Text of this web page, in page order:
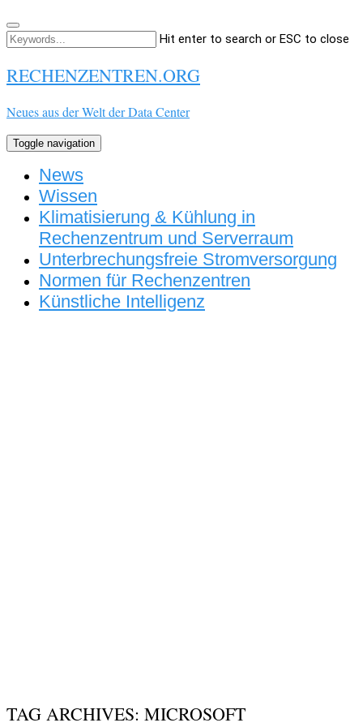
Hit enter to search or ESC to close
RECHENZENTREN.ORG
Neues aus der Welt der Data Center
Toggle navigation
News
Wissen
Klimatisierung & Kühlung in
Rechenzentrum und Serverraum
Unterbrechungsfreie Stromversorgung
Normen für Rechenzentren
Künstliche Intelligenz
TAG ARCHIVES: MICROSOFT